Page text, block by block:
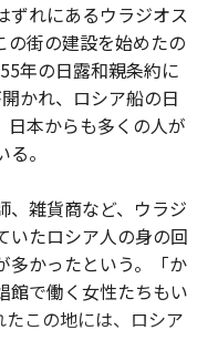
ずれにあるウラジオス
の街の建設を始めたの
年の日露和親条約に
かれ、ロシア船の日
日本からも多くの人が
。
、雑貨商など、ウラジ
いたロシア人の身の回
多かったという。「か
館で働く女性たちもい
この地には、ロシア